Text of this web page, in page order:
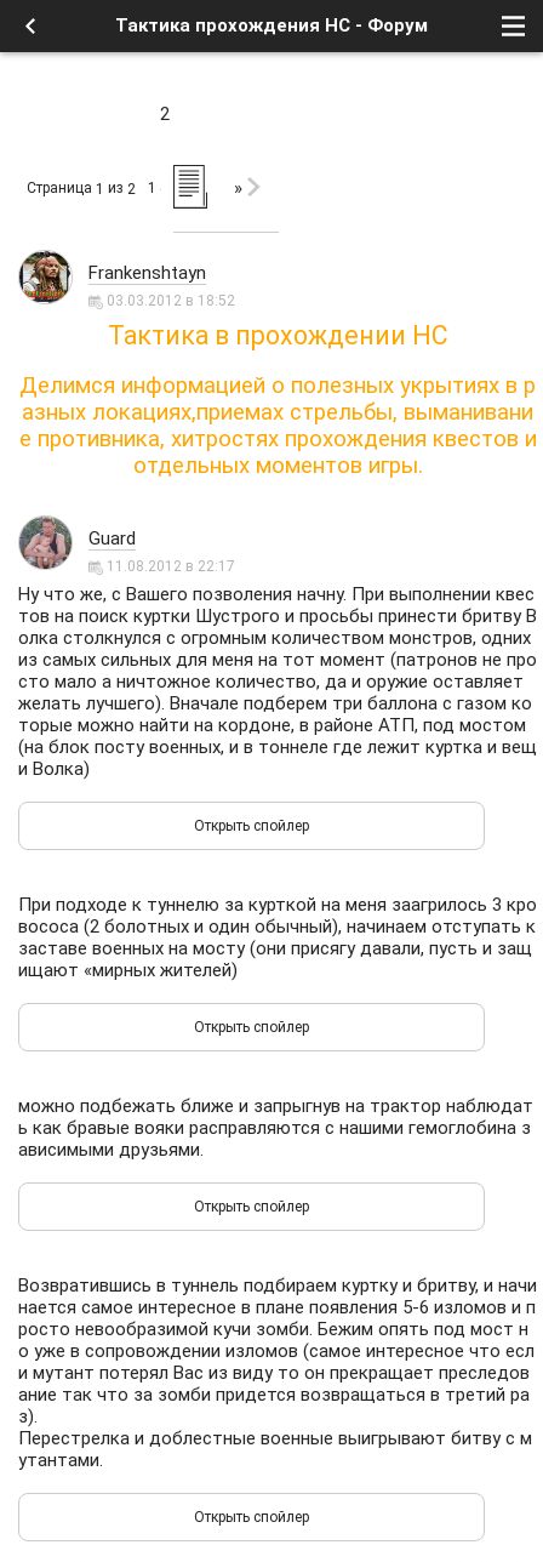
Тактика прохождения НС - Форум
Страница 1 из 2 1
2
»
Frankenshtayn
03.03.2012 в 18:52
Тактика в прохождении НС
Делимся информацией о полезных укрытиях в р
азных локациях,приемах стрельбы, выманивани
е противника, хитростях прохождения квестов и
отдельных моментов игры.
Guard
11.08.2012 в 22:17
Ну что же, с Вашего позволения начну. При выполнении квес
тов на поиск куртки Шустрого и просьбы принести бритву В
олка столкнулся с огромным количеством монстров, одних
из самых сильных для меня на тот момент (патронов не про
сто мало а ничтожное количество, да и оружие оставляет
желать лучшего). Вначале подберем три баллона с газом ко
торые можно найти на кордоне, в районе АТП, под мостом
(на блок посту военных, и в тоннеле где лежит куртка и вещ
и Волка)
При подходе к туннелю за курткой на меня заагрилось 3 кро
вососа (2 болотных и один обычный), начинаем отступать к
заставе военных на мосту (они присягу давали, пусть и защ
ищают «мирных жителей)
можно подбежать ближе и запрыгнув на трактор наблюдат
ь как бравые вояки расправляются с нашими гемоглобина з
ависимыми друзьями.
Возвратившись в туннель подбираем куртку и бритву, и начи
нается самое интересное в плане появления 5-6 изломов и п
росто невообразимой кучи зомби. Бежим опять под мост н
о уже в сопровождении изломов (самое интересное что есл
и мутант потерял Вас из виду то он прекращает преследов
ание так что за зомби придется возвращаться в третий ра
з).
Перестрелка и доблестные военные выигрывают битву с м
утантами.